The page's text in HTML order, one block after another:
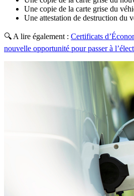
Une copie de la carte grise du
Une attestation de destruction du
🔍 A lire également : Certificats
nouvelle opportunité pour passer à